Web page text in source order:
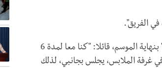
الفريق".
وتطرق محمد صلاح إلى علاقته بفيرمينو، الذي سيغادر ملعب "أنفيلد" بنهاية الموسم، قائلا: "كنا معا لمدة 6
غرفة الملابس، يجلس بجانبي، لذلك